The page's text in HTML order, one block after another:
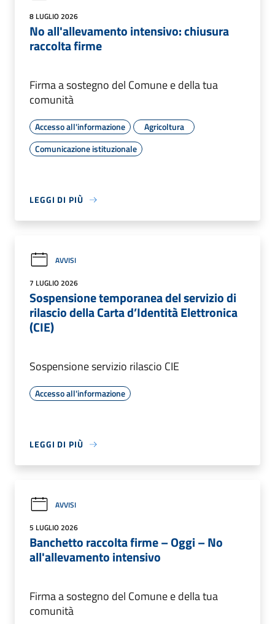
8 LUGLIO 2026
No all'allevamento intensivo: chiusura
raccolta firme
Firma a sostegno del Comune e della tua
comunità
Accesso all'informazione
Agricoltura
Comunicazione istituzionale
LEGGI DI PIÙ
AVVISI
7 LUGLIO 2026
Sospensione temporanea del servizio di
rilascio della Carta d’Identità Elettronica
(CIE)
Sospensione servizio rilascio CIE
Accesso all'informazione
LEGGI DI PIÙ
AVVISI
5 LUGLIO 2026
Banchetto raccolta firme – Oggi – No
all'allevamento intensivo
Firma a sostegno del Comune e della tua
comunità